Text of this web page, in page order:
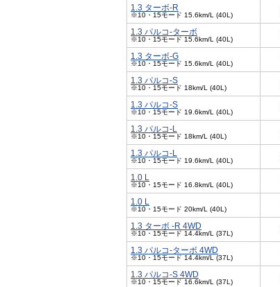
1.3 ターボ-R
※10・15モード 15.6km/L (40L)
1.3 パルコ-ターボ
※10・15モード 15.6km/L (40L)
1.3 ターボ-G
※10・15モード 15.6km/L (40L)
1.3 パルコ-S
※10・15モード 18km/L (40L)
1.3 パルコ-S
※10・15モード 19.6km/L (40L)
1.3 パルコ-L
※10・15モード 18km/L (40L)
1.3 パルコ-L
※10・15モード 19.6km/L (40L)
1.0 L
※10・15モード 16.8km/L (40L)
1.0 L
※10・15モード 20km/L (40L)
1.3 ターボ -R 4WD
※10・15モード 14.4km/L (37L)
1.3 パルコ-ターボ 4WD
※10・15モード 14.4km/L (37L)
1.3 パルコ-S 4WD
※10・15モード 16.6km/L (37L)